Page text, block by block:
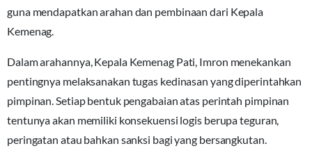
guna mendapatkan arahan dan pembinaan dari Kepala
Kemenag.
Dalam arahannya, Kepala Kemenag Pati, Imron menekankan
pentingnya melaksanakan tugas kedinasan yang diperintahkan
pimpinan. Setiap bentuk pengabaian atas perintah pimpinan
tentunya akan memiliki konsekuensi logis berupa teguran,
peringatan atau bahkan sanksi bagi yang bersangkutan.